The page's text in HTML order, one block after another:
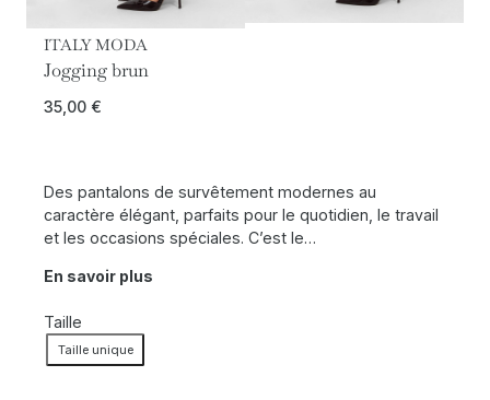
ITALY MODA
Jogging brun
35,00 €
Des pantalons de survêtement modernes au
caractère élégant, parfaits pour le quotidien, le travail
et les occasions spéciales. C’est le…
En savoir plus
Taille
Taille unique